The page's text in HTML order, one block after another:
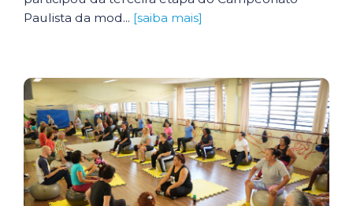
Paulista da mod... [saiba mais]